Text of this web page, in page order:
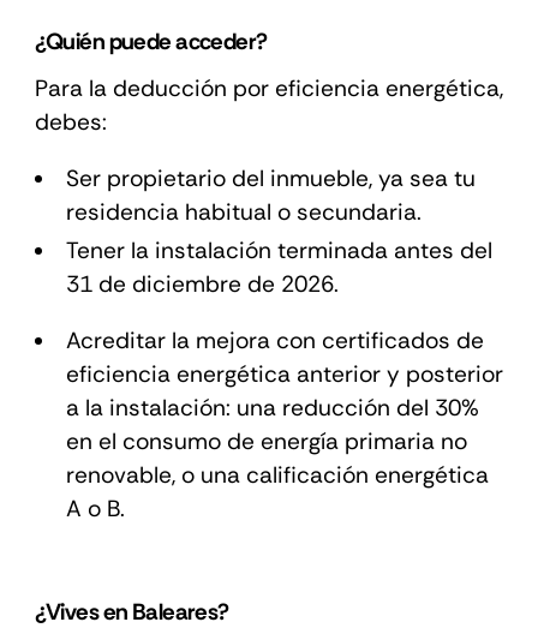
¿Quién puede acceder?
Para la deducción por eficiencia energética,
debes:
Ser propietario del inmueble, ya sea tu
residencia habitual o secundaria.
Tener la instalación terminada antes del
31 de diciembre de 2026.
Acreditar la mejora con certificados de
eficiencia energética anterior y posterior
a la instalación: una reducción del 30%
en el consumo de energía primaria no
renovable, o una calificación energética
A o B.
¿Vives en Baleares?